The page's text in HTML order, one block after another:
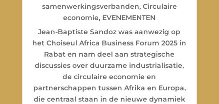
samenwerkingsverbanden, Circulaire
economie, EVENEMENTEN
Jean-Baptiste Sandoz was aanwezig op
het Choiseul Africa Business Forum 2025 in
Rabat en nam deel aan strategische
discussies over duurzame industrialisatie,
de circulaire economie en
partnerschappen tussen Afrika en Europa,
die centraal staan in de nieuwe dynamiek